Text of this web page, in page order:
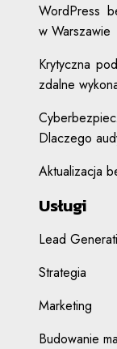
WordPress
w Warszawie
Krytyczna
zdalne
Dlaczego
Aktualizacja
Usługi
Lead
Strategia
Marketing
Budowanie